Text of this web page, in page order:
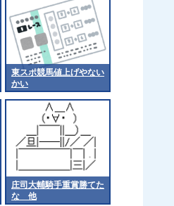
東スポ競馬値上げやない
かい
庄司大輔騎手重賞勝てた
な 他